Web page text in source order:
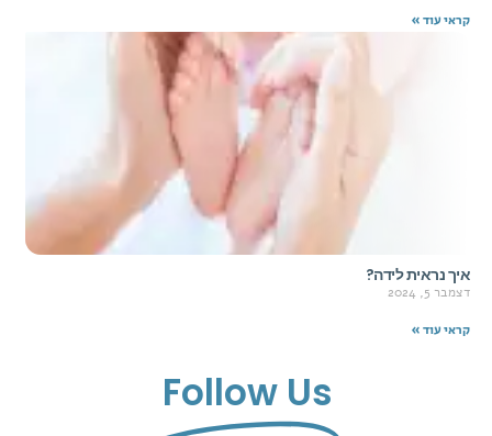
קראי עוד »
איך נראית לידה?
דצמבר 5, 2024
קראי עוד »
Follow Us